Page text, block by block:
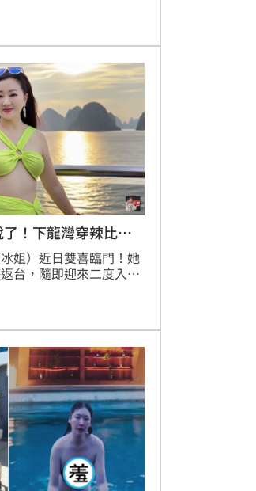
今天漂不漂亮？」隨後
。
！下龍灣穿辣比基
姐）近日雙喜臨門！她
台，隨即迎來二度入圍
外界紛紛敲碗關心她的
光 VLOG，不僅曝光了
「大解放」脫掉外衣、
照，更親自預告紅毯動
對是「越南限定」，金